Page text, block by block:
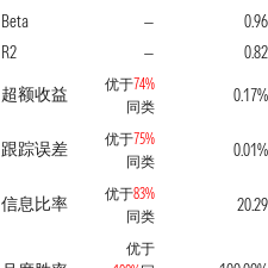
Beta
—
0.96
R2
—
0.82
超额收益
优于74%
同类
0.17%
跟踪误差 优于75%
同类
0.01%
信息比率 优于83%
同类
20.29
优于